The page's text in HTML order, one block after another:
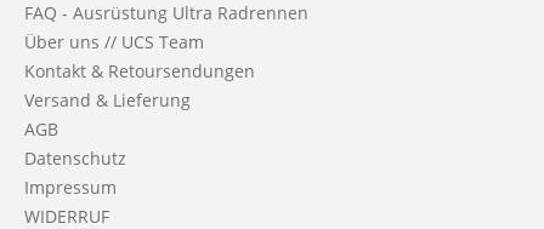
FAQ - Ausrüstung Ultra Radrennen
Über uns // UCS Team
Kontakt & Retoursendungen
Versand & Lieferung
AGB
Datenschutz
Impressum
WIDERRUF